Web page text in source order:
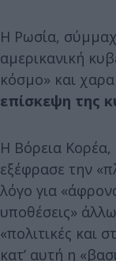
Η Ρωσία,
αμερικανική
κόσμο» και
επίσκεψη της
Η Βόρεια Κορέα,
εξέφρασε την
λόγο για
υποθέσεις»
«πολιτικές και
κατ’ αυτή η